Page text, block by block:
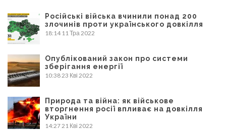
Російські війська вчинили понад 200
злочинів проти українського довкілля
18:14 11 Тра 2022
Опублікований закон про системи
зберігання енергії
10:38 23 Кві 2022
Природа та війна: як військове
вторгнення росії впливає на довкілля
України
14:27 21 Кві 2022